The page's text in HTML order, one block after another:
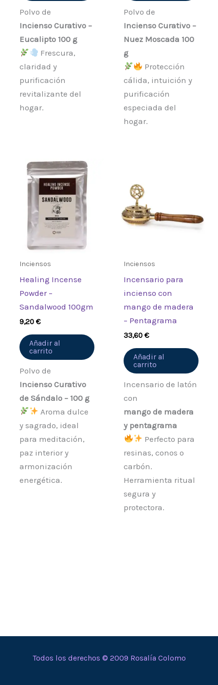
Polvo de
Incienso Curativo –
Eucalipto 100 g
Frescura,
claridad y
purificación
revitalizante del
hogar.
Polvo de
Incienso Curativo –
Nuez Moscada 100
g
Protección
cálida, intuición y
purificación
especiada del
hogar.
Inciensos
Healing Incense
Powder –
Sandalwood 100gm
9,20€
Añadir al
carrito
Polvo de
Incienso Curativo
de Sándalo – 100 g
Aroma dulce
y sagrado, ideal
para meditación,
paz interior y
armonización
energética.
Inciensos
Incensario para
incienso con
mango de madera
– Pentagrama
33,60€
Añadir al
carrito
Incensario de latón
con
mango de madera
y pentagrama
Perfecto para
resinas, conos o
carbón.
Herramienta ritual
segura y
protectora.
Todos los derechos © 2009 Rosalía Colomo